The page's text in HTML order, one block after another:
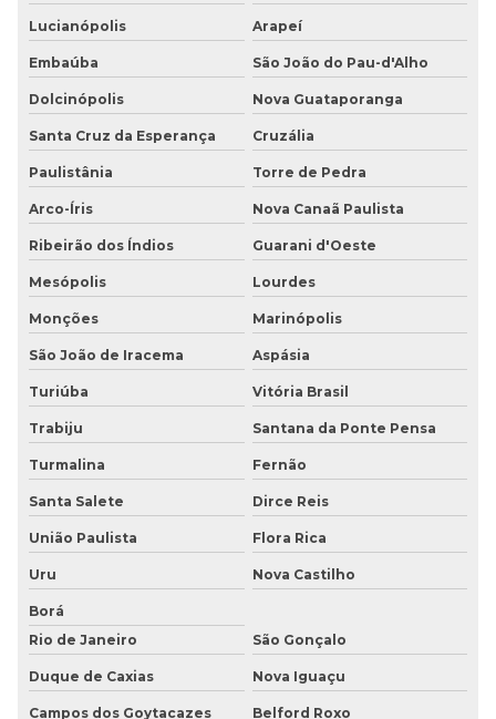
Lucianópolis Arapeí
Embaúba São João do Pau-d'Alho
Dolcinópolis Nova Guataporanga
Santa Cruz da Esperança Cruzália
Paulistânia Torre de Pedra
Arco-Íris Nova Canaã Paulista
Ribeirão dos Índios Guarani d'Oeste
Mesópolis Lourdes
Monções Marinópolis
São João de Iracema Aspásia
Turiúba Vitória Brasil
Trabiju Santana da Ponte Pensa
Turmalina Fernão
Santa Salete Dirce Reis
União Paulista Flora Rica
Uru Nova Castilho
Borá
Rio de Janeiro
São Gonçalo
Duque de Caxias Nova Iguaçu
Campos dos Goytacazes Belford Roxo